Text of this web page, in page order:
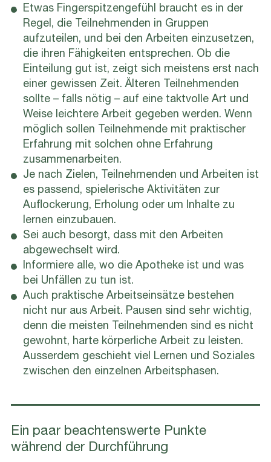
Etwas Fingerspitzengefühl braucht es in der
Regel, die Teilnehmenden in Gruppen
aufzuteilen, und bei den Arbeiten einzusetzen,
die ihren Fähigkeiten entsprechen. Ob die
Einteilung gut ist, zeigt sich meistens erst nach
einer gewissen Zeit. Älteren Teilnehmenden
sollte – falls nötig – auf eine taktvolle Art und
Weise leichtere Arbeit gegeben werden. Wenn
möglich sollen Teilnehmende mit praktischer
Erfahrung mit solchen ohne Erfahrung
zusammenarbeiten.
Je nach Zielen, Teilnehmenden und Arbeiten ist
es passend, spielerische Aktivitäten zur
Auflockerung, Erholung oder um Inhalte zu
lernen einzubauen.
Sei auch besorgt, dass mit den Arbeiten
abgewechselt wird.
Informiere alle, wo die Apotheke ist und was
bei Unfällen zu tun ist.
Auch praktische Arbeitseinsätze bestehen
nicht nur aus Arbeit. Pausen sind sehr wichtig,
denn die meisten Teilnehmenden sind es nicht
gewohnt, harte körperliche Arbeit zu leisten.
Ausserdem geschieht viel Lernen und Soziales
zwischen den einzelnen Arbeitsphasen.
Ein paar beachtenswerte Punkte
während der Durchführung